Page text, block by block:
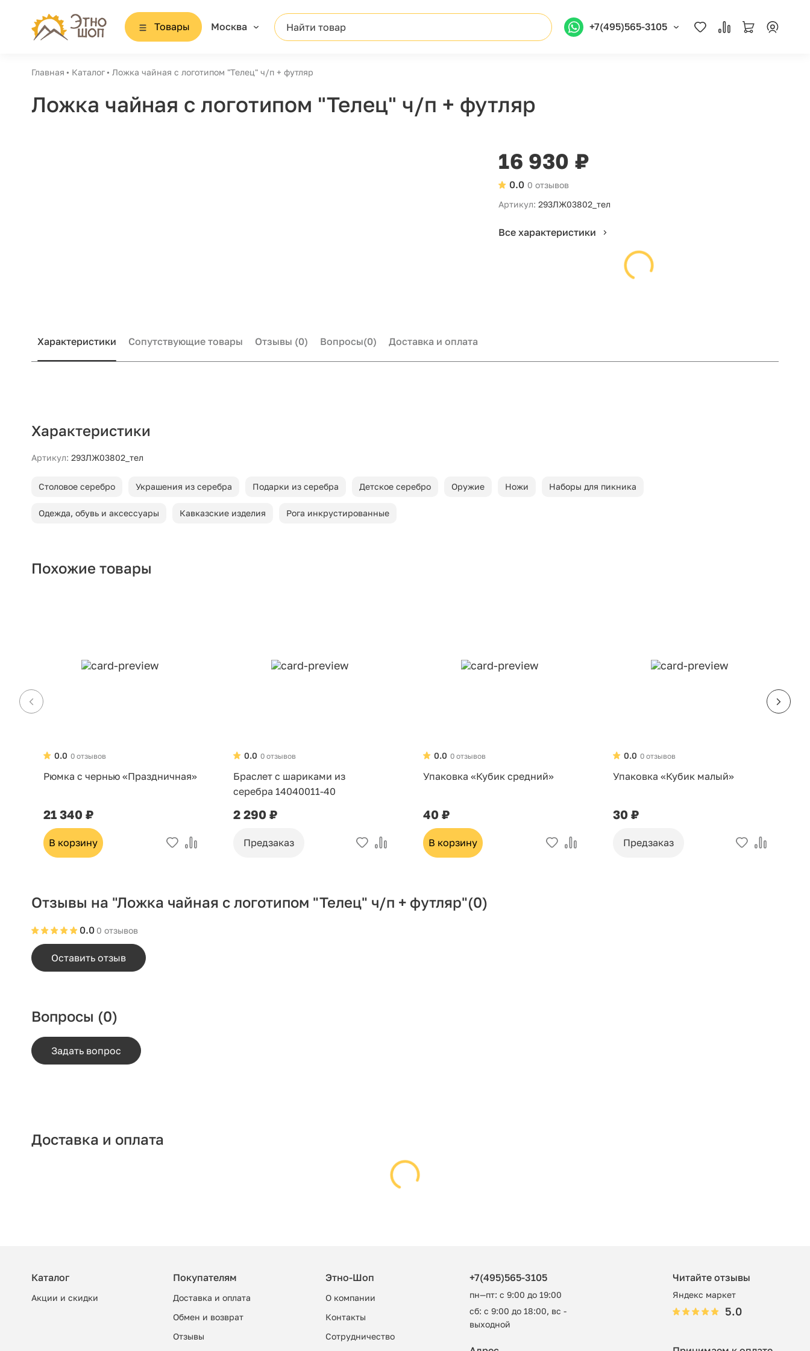
Товары Москва Найти товар +7(495)565-3105
Главная Каталог Ложка чайная с логотипом "Телец" ч/п + футляр
Ложка чайная с логотипом "Телец" ч/п + футляр
16 930 ₽
0 отзывов
0.0
Артикул: 293ЛЖ03802_тел
Все характеристики
Характеристики Сопутствующие товары Отзывы (0) Вопросы(0) Доставка и оплата
Характеристики
Артикул: 293ЛЖ03802_тел
Столовое серебро Украшения из серебра Подарки из серебра Детское серебро Оружие Ножи Наборы для пикника
Одежда, обувь и аксессуары Кавказские изделия Рога инкрустированные
Похожие товары
0 отзывов
0.0
Рюмка с чернью «Праздничная»
21 340 ₽
В корзину
0 отзывов
0.0
Браслет с шариками из
серебра 14040011-40
2 290 ₽
Предзаказ
0 отзывов
0.0
Упаковка «Кубик средний»
40 ₽
В корзину
0 отзывов
0.0
Упаковка «Кубик малый»
30 ₽
Предзаказ
Отзывы на "Ложка чайная с логотипом "Телец" ч/п + футляр"(0)
0 отзывов
0.0
Оставить отзыв
Вопросы (0)
Задать вопрос
Доставка и оплата
Каталог
Акции и скидки
Покупателям
Доставка и оплата
Обмен и возврат
Отзывы
Этно-Шоп
О компании
Контакты
Сотрудничество
+7(495)565-3105
пн—пт: с 9:00 до 19:00
сб: с 9:00 до 18:00, вс -
выходной
Читайте отзывы
Яндекс маркет
5.0